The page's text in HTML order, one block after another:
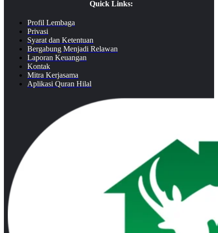
Quick Links:
Profil Lembaga
Privasi
Syarat dan Ketentuan
Bergabung Menjadi Relawan
Laporan Keuangan
Kontak
Mitra Kerjasama
Aplikasi Quran Hilal